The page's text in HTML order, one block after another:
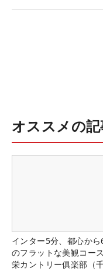
オススメの
インター5分、都心か
のフラットな美観コー
栄カントリー俱楽部（